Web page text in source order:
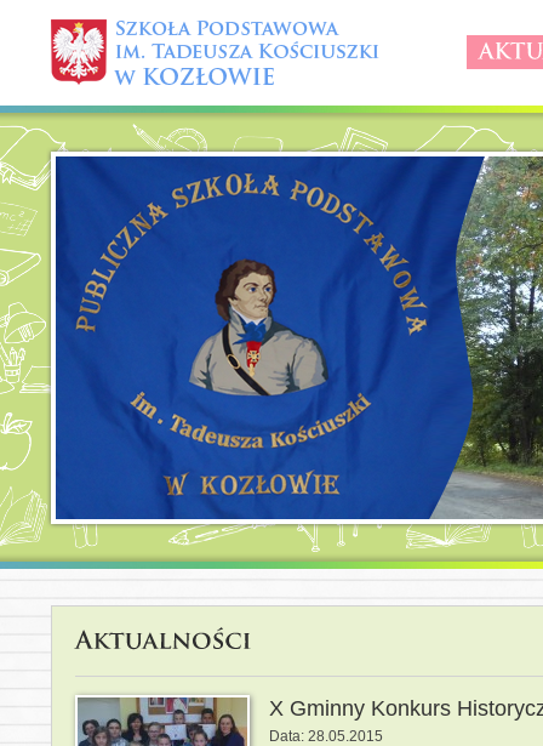
X Gminny Konkurs
Data: 28.05.2015